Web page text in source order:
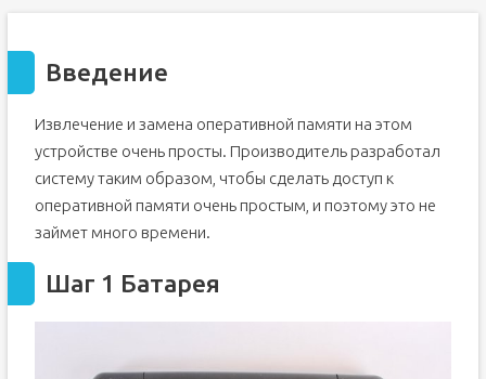
Введение
Извлечение и замена оперативной памяти на этом
устройстве очень просты. Производитель разработал
систему таким образом, чтобы сделать доступ к
оперативной памяти очень простым, и поэтому это не
займет много времени.
Шаг 1 Батарея